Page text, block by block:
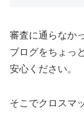
審査に通らなか
ブログをちょっ
安心ください。
そこでクロスマ